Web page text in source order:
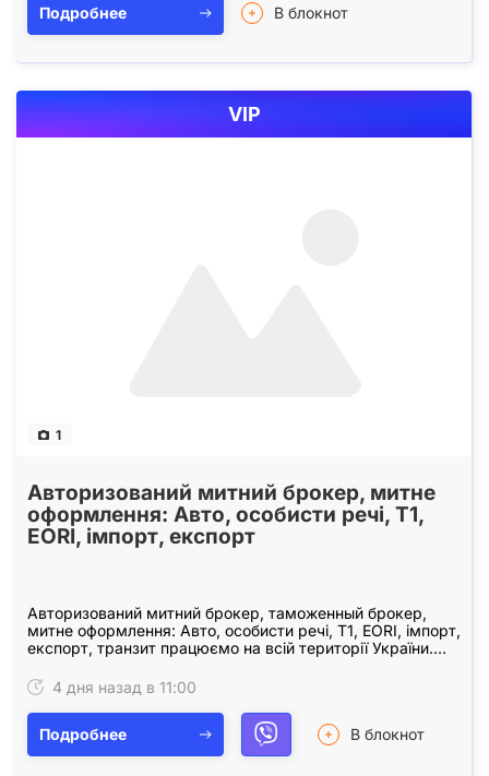
Подробнее В блокнот
1
Авторизований митний брокер, митне
оформлення: Авто, особисти речі, Т1,
EORI, імпорт, експорт
Авторизований митний брокер, таможенный брокер,
митне оформлення: Авто, особисти речі, Т1, EORI, імпорт,
експорт, транзит працюємо на всій території України.
4 дня назад в 11:00
Подробнее В блокнот
VIP